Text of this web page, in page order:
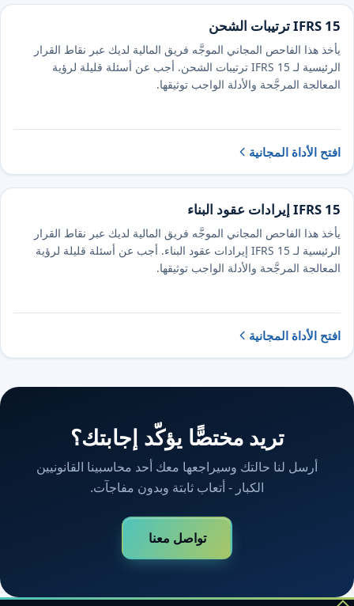
IFRS 15 ترتيبات الشحن
يأخذ هذا الفاحص المجاني الموجَّه فريق المالية لديك عبر نقاط القرار
الرئيسية لـ IFRS 15 ترتيبات الشحن. أجب عن أسئلة قليلة لرؤية
المعالجة المرجَّحة والأدلة الواجب توثيقها.
افتح الأداة المجانية
IFRS 15 إيرادات عقود البناء
يأخذ هذا الفاحص المجاني الموجَّه فريق المالية لديك عبر نقاط القرار
الرئيسية لـ IFRS 15 إيرادات عقود البناء. أجب عن أسئلة قليلة لرؤية
المعالجة المرجَّحة والأدلة الواجب توثيقها.
افتح الأداة المجانية
تريد مختصًّا يؤكّد إجابتك؟
أرسل لنا حالتك وسيراجعها معك أحد محاسبينا القانونيين
الكبار - أتعاب ثابتة وبدون مفاجآت.
تواصل معنا